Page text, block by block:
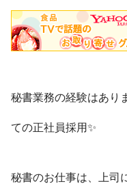
秘書業務の経験はあり
ての正社員採用✨
秘書のお仕事は、上司